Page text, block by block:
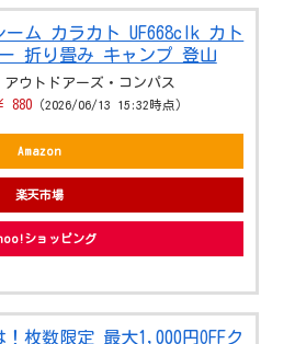
ーム カラカト UF668clk カト
折り畳み キャンプ 登山
アウトドアーズ・コンパス
880 （2026/06/13 15:32時点）
Amazon
楽天市場
ショッピング
！枚数限定 最大1,000円OFFク